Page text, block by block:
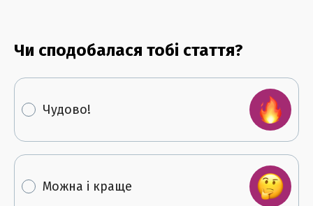
Чи сподобалася тобі стаття?
Чудово!
Можна і краще